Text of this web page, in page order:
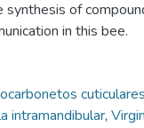
of
in this bee.
cuticulares
intramandibular,